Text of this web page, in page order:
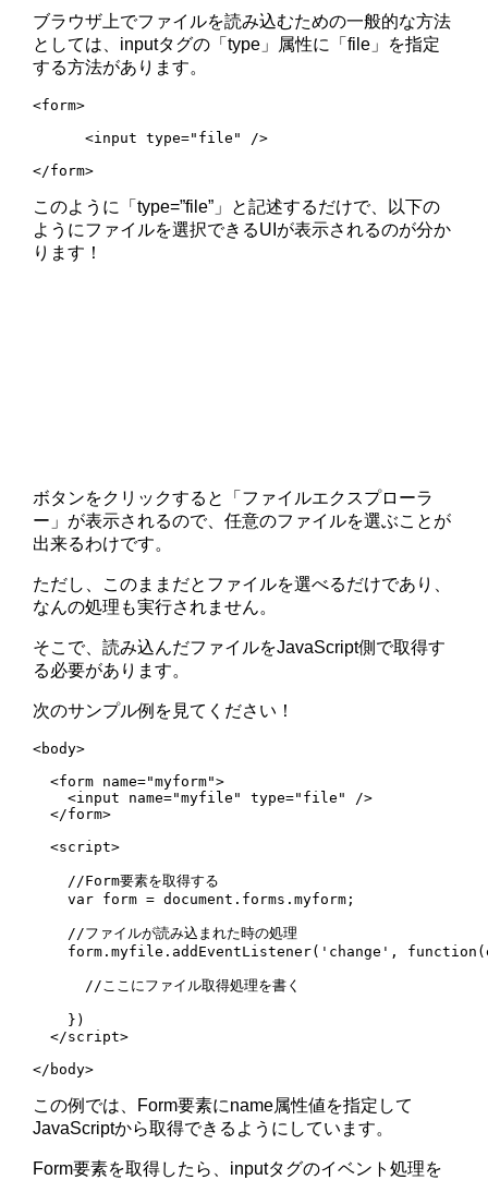
ブラウザ上でファイルを読み込むための一般的な方法
としては、inputタグの「type」属性に「file」を指定
する方法があります。
<form>
      <input type="file" />
</form>
このように「type=”file”」と記述するだけで、以下の
ようにファイルを選択できるUIが表示されるのが分か
ります！
ボタンをクリックすると「ファイルエクスプローラ
ー」が表示されるので、任意のファイルを選ぶことが
出来るわけです。
ただし、このままだとファイルを選べるだけであり、
なんの処理も実行されません。
そこで、読み込んだファイルをJavaScript側で取得す
る必要があります。
次のサンプル例を見てください！
<body>
  <form name="myform">
    <input name="myfile" type="file" />
  </form>
  <script>
    //Form要素を取得する
    var form = document.forms.myform;
    //ファイルが読み込まれた時の処理
form.myfile.addEventListener('change',
      //ここにファイル取得処理を書く
    })
  </script>
</body>
この例では、Form要素にname属性値を指定して
JavaScriptから取得できるようにしています。
Form要素を取得したら、inputタグのイベント処理を